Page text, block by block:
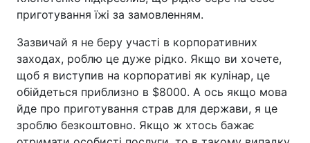
приготування їжі за замовленням.
Зазвичай я не беру участі в корпоративних
заходах, роблю це дуже рідко. Якщо ви хочете,
щоб я виступив на корпоративі як кулінар, це
обійдеться приблизно в $8000. А ось якщо мова
йде про приготування страв для держави, я це
зроблю безкоштовно. Якщо ж хтось бажає